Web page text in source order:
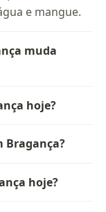
e mangue.
muda
hoje?
Bragança?
hoje?